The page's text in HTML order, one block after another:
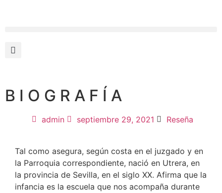
B I O G R A F Í A
admin septiembre 29, 2021 Reseña
Tal como asegura, según costa en el juzgado y en
la Parroquia correspondiente, nació en Utrera, en
la provincia de Sevilla, en el siglo XX. Afirma que la
infancia es la escuela que nos acompaña durante